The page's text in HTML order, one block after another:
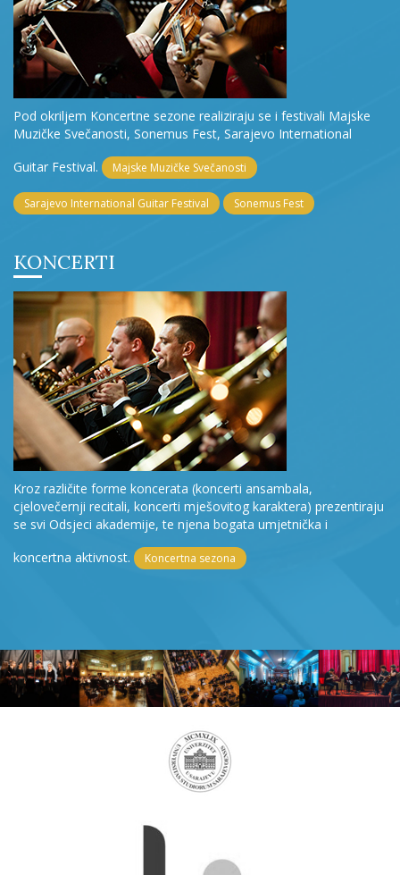
Pod okriljem Koncertne sezone realiziraju se i festivali Majske
Muzičke Svečanosti, Sonemus Fest, Sarajevo International
Guitar Festival.
Majske Muzičke Svečanosti
Sarajevo International Guitar Festival Sonemus Fest
KONCERTI
Kroz različite forme koncerata (koncerti ansambala,
cjelovečernji recitali, koncerti mješovitog karaktera) prezentiraju
se svi Odsjeci akademije, te njena bogata umjetnička i
koncertna aktivnost.
Koncertna sezona